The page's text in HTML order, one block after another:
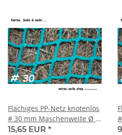
Flächiges PP-Netz knotenlos
# 30 mm Maschenweite Ø 5
mm Garnstärke
15,65 EUR *